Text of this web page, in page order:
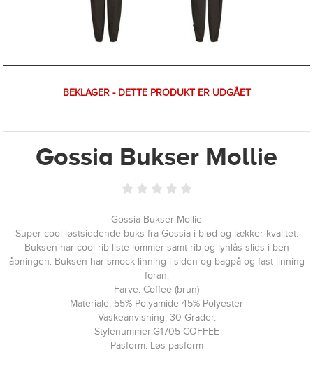
BEKLAGER - DETTE PRODUKT ER UDGÅET
Gossia Bukser Mollie
Gossia Bukser Mollie
Super cool løstsiddende buks fra Gossia i blød og lækker kvalitet.
Buksen har cool rib liste lommer samt rib og lynlås slids i ben
åbningen. Buksen har smock linning i siden og bagpå og fast linning
foran.
Farve: Coffee (brun)
Materiale: 55% Polyamide 45% Polyester
Vaskeanvisning: 30 Grader.
Stylenummer:G1705-COFFEE
Pasform: Løs pasform